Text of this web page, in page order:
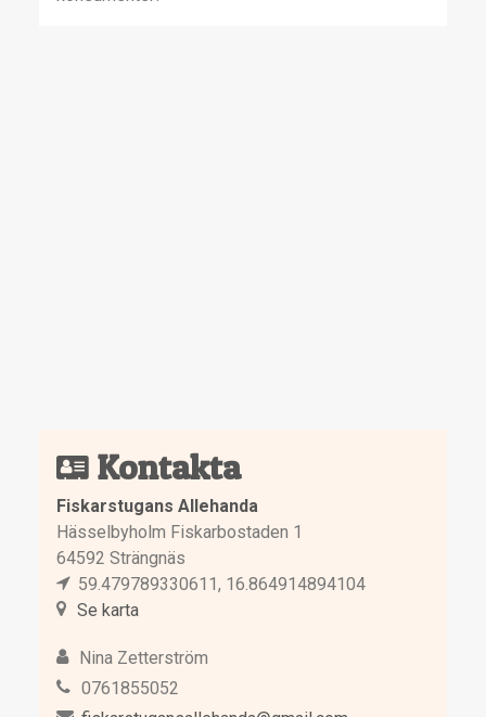
Kontakta
Fiskarstugans Allehanda
Hässelbyholm Fiskarbostaden 1
64592 Strängnäs
59.479789330611, 16.864914894104
Se karta
Nina Zetterström
0761855052